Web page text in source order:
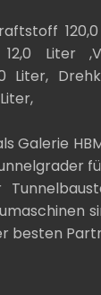
Liter
Liter,
Galerie
besten